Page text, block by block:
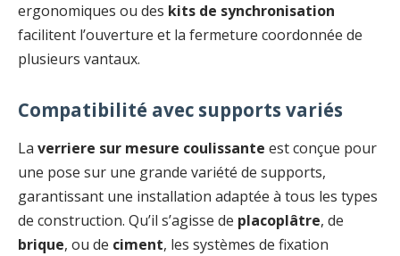
ergonomiques ou des kits de synchronisation
facilitent l’ouverture et la fermeture coordonnée de
plusieurs vantaux.
Compatibilité avec supports variés
La verriere sur mesure coulissante est conçue pour
une pose sur une grande variété de supports,
garantissant une installation adaptée à tous les types
de construction. Qu’il s’agisse de placoplâtre, de
brique, ou de ciment, les systèmes de fixation